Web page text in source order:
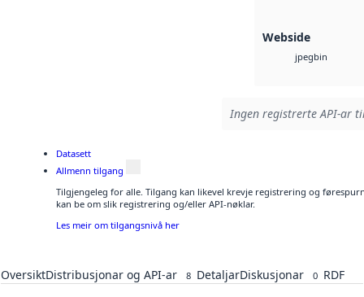
Webside
jpegbin
Ingen registrerte API-ar
Datasett
Allmenn tilgang
Tilgjengeleg for alle. Tilgang kan likevel krevje registrering og
kan be om slik registrering og/eller API-nøklar.
Les meir om tilgangsnivå her
OversiktDistribusjonar og API-ar 8 DetaljarDiskusjonar 0 RDF